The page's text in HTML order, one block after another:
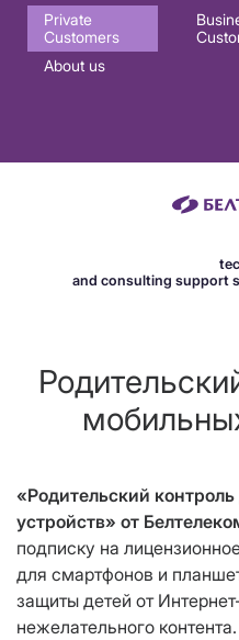
Основная
навигация
Private
Customers
About us
and consulting support
«Родительский
устройств» от
подписку на
для смартфонов и
защиты детей от
нежелательного